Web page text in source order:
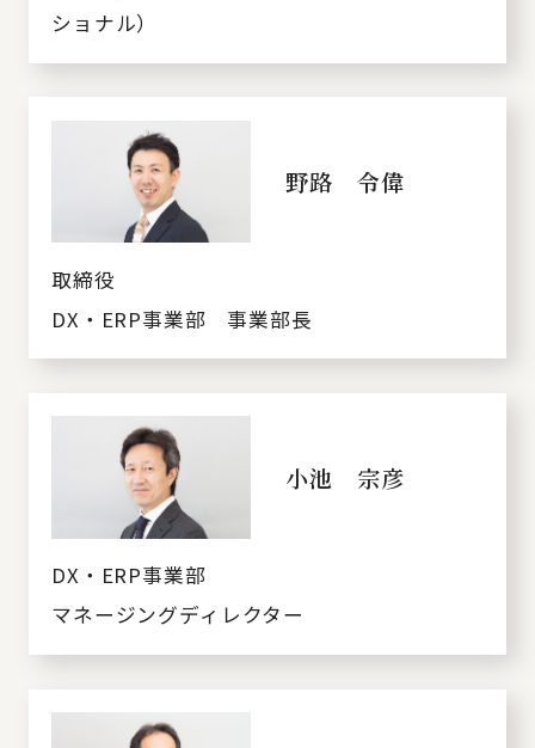
ショナル）
野路 令偉
取締役
DX・ERP事業部 事業部長
小池 宗彦
DX・ERP事業部
マネージングディレクター